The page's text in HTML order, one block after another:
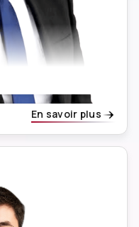
En savoir plus